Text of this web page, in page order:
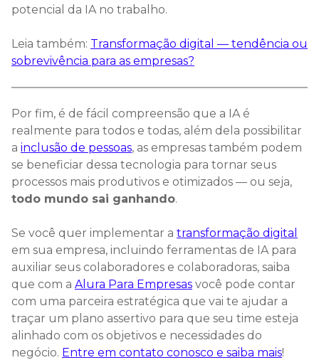
potencial da IA no trabalho.
Leia também: Transformação digital — tendência ou
sobrevivência para as empresas?
Por fim, é de fácil compreensão que a IA é
realmente para todos e todas, além dela possibilitar
a inclusão de pessoas, as empresas também podem
se beneficiar dessa tecnologia para tornar seus
processos mais produtivos e otimizados — ou seja,
todo mundo sai ganhando.
Se você quer implementar a transformação digital
em sua empresa, incluindo ferramentas de IA para
auxiliar seus colaboradores e colaboradoras, saiba
que com a Alura Para Empresas você pode contar
com uma parceira estratégica que vai te ajudar a
traçar um plano assertivo para que seu time esteja
alinhado com os objetivos e necessidades do
negócio. Entre em contato conosco e saiba mais!